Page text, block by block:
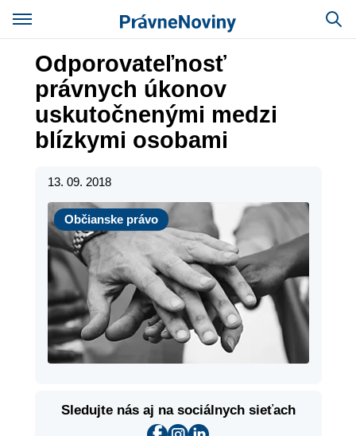
Odporovateľnosť
právnych úkonov
uskutočnenými medzi
blízkymi osobami
13. 09. 2018
Občianske právo
Občianske právo
Sledujte nás aj na sociálnych sieťach